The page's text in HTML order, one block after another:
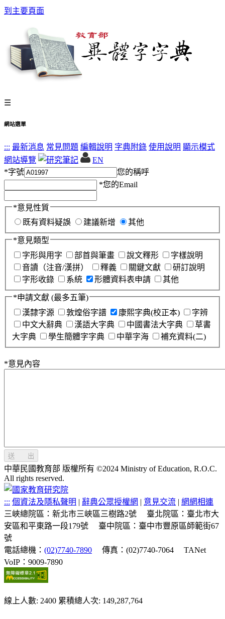
到主要頁面
☰
網站選單
::: 最新消息 常見問題 編輯說明 字典附錄 使用說明 顯示模式
網站導覽
EN
*字號
您的稱呼
*您的Email
*意見性質
既有資料疑誤
建議新增 其他
*意見類型
字形與用字
部首與筆畫 說文釋形
字樣說明
音讀（注音/漢拼）
釋義 關鍵文獻
研訂說明
字形收錄
系統 形體資料表申請 其他
*申請文獻 (最多五筆)
漢隸字源
敦煌俗字譜 康熙字典(校正本)
字辨
中文大辭典
漢語大字典 中國書法大字典
草書
大字典
學生簡體字字典 中華字海 補充資料(二)
*意見內容
送 出
中華民國教育部 版權所有 ©2024 Ministry of Education, R.O.C.
All rights reserved.
::: 個資法及隱私聲明 | 辭典公眾授權網 | 意見交流 | 網網相連
三峽總院區：新北市三峽區三樹路2號
臺北院區：臺北市大
安區和平東路一段179號
臺中院區：臺中市豐原區師範街67
號
電話總機： (02)7740-7890 傳真：(02)7740-7064
TANet
VoIP：9009-7890
線上人數: 2400 累積總人次: 149,287,764